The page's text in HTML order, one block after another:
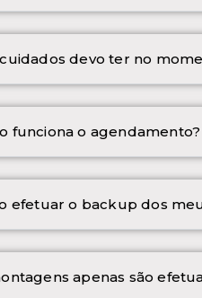
devo ter no
funciona o agendamento?
efetuar o backup dos
apenas são